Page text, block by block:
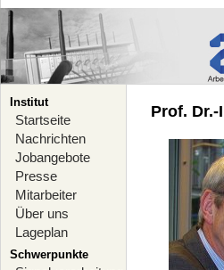
Institut
Startseite
Nachrichten
Jobangebote
Presse
Mitarbeiter
Über uns
Lageplan
Schwerpunkte
Prof.